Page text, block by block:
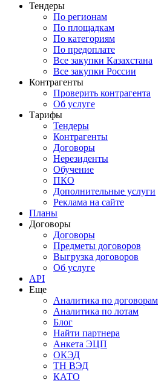
Тендеры
По регионам
По площадкам
По категориям
По предоплате
Все закупки Казахстана
Все закупки России
Контрагенты
Проверить контрагента
Об услуге
Тарифы
Тендеры
Контрагенты
Договоры
Нерезиденты
Обучение
ПКО
Дополнительные услуги
Реклама на сайте
Планы
Договоры
Договоры
Предметы договоров
Выгрузка договоров
Об услуге
API
Еще
Аналитика по договорам
Аналитика по лотам
Блог
Найти партнера
Анкета ЭЦП
ОКЭД
ТН ВЭД
КАТО